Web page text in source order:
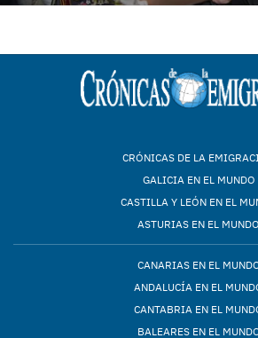
CRÓNICAS DE LA
GALICIA EN EL MUNDO
CASTILLA Y LEÓN EN EL
ASTURIAS EN EL MUNDO
CANARIAS EN EL
ANDALUCÍA EN EL
CANTABRIA EN EL
BALEARES EN EL